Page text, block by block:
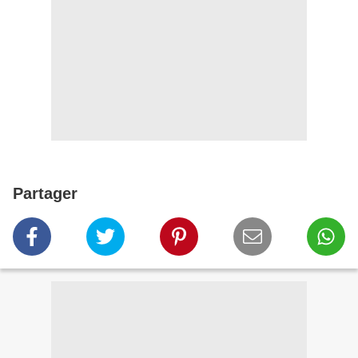
Partager